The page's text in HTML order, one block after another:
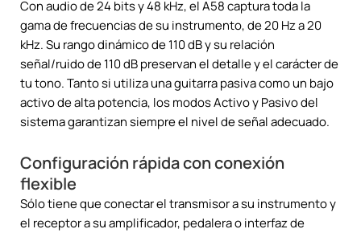
Con audio de 24 bits y 48 kHz, el A58 captura toda la
gama de frecuencias de su instrumento, de 20 Hz a 20
kHz. Su rango dinámico de 110 dB y su relación
señal/ruido de 110 dB preservan el detalle y el carácter de
tu tono. Tanto si utiliza una guitarra pasiva como un bajo
activo de alta potencia, los modos Activo y Pasivo del
sistema garantizan siempre el nivel de señal adecuado.
Configuración rápida con conexión
flexible
Sólo tiene que conectar el transmisor a su instrumento y
el receptor a su amplificador, pedalera o interfaz de